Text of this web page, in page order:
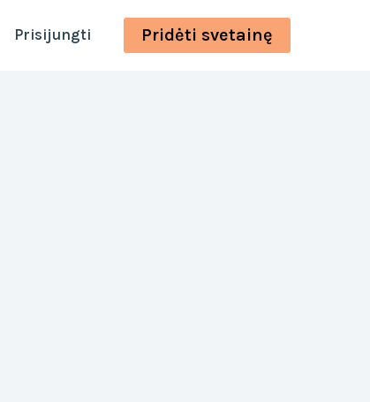
Prisijungti Pridėti svetainę